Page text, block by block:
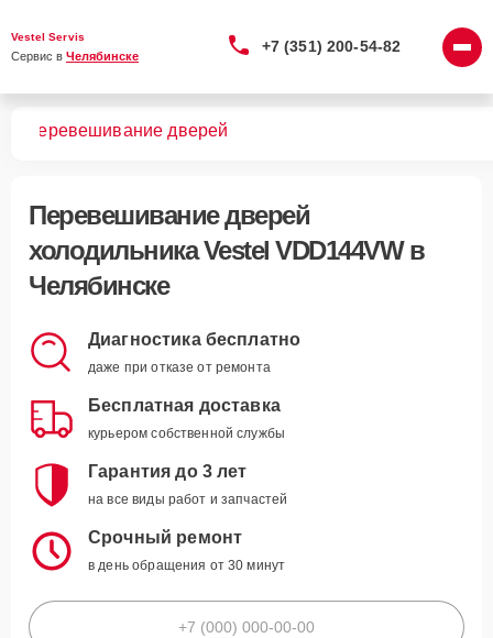
Vestel Servis
Сервис в Челябинске
+7 (351) 200-54-82
Перевешивание дверей
Перевешивание дверей
холодильника Vestel VDD144VW в
Челябинске
Диагностика бесплатно
даже при отказе от ремонта
Бесплатная доставка
курьером собственной службы
Гарантия до 3 лет
на все виды работ и запчастей
Срочный ремонт
в день обращения от 30 минут